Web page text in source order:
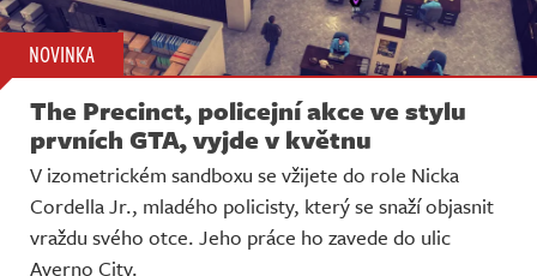
NOVINKA
The Precinct, policejní akce ve stylu
prvních GTA, vyjde v květnu
V izometrickém sandboxu se vžijete do role Nicka
Cordella Jr., mladého policisty, který se snaží objasnit
vraždu svého otce. Jeho práce ho zavede do ulic
Averno City.